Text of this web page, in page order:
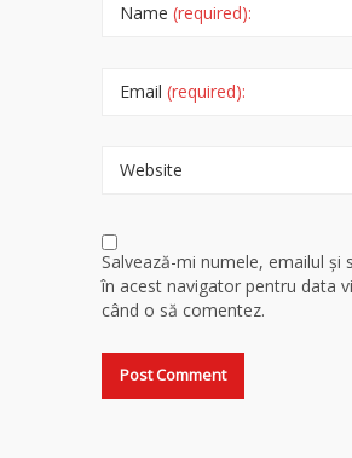
Name (required):
Email (required):
Website
Salvează-mi numele, emailul și
în acest navigator pentru data
când o să comentez.